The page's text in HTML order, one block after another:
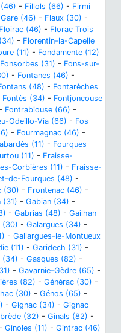
- Fillols (66) - Firmi
(46) - Flaux (30) -
Floirac (46) - Florac Trois
- Florentin-la-Capelle
(11) - Fondamente (12)
Fonsorbes (31) - Fons-sur-
- Fontanes (46) -
(48) - Fontarèches
Fontès (34) - Fontjoncouse
- Fontrabiouse (66) -
Odeillo-Via (66) - Fos
- Fourmagnac (46) -
(11) - Fourques
(11) - Fraisse-
Corbières (11) - Fraisse-
de-Fourques (48) -
(30) - Frontenac (46) -
(31) - Gabian (34) -
- Gabrias (48) - Gailhan
(30) - Galargues (34) -
- Gallargues-le-Montueux
(11) - Garidech (31) -
(34) - Gasques (82) -
- Gavarnie-Gèdre (65) -
(82) - Générac (30) -
(30) - Génos (65) -
- Gignac (34) - Gignac
(32) - Ginals (82) -
- Ginoles (11) - Gintrac (46)